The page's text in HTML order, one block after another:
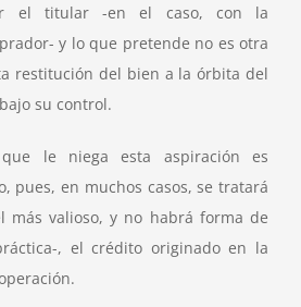
el titular -en el caso, con la
y lo que pretende no es otra
restitución del bien a la órbita del
su control.
le niega esta aspiración es
pues, en muchos casos, se tratará
más valioso, y no habrá forma de
, el crédito originado en la